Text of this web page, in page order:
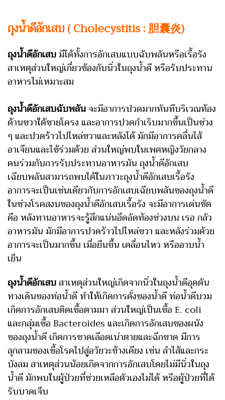
ถุงน้ำดีอักเสบ( Cholecystitis : 胆囊炎)
ถุงน้ำดีอักเสบมีได้ทั้งการอักเสบแบบฉับพลันหรือเรื้อรัง
สาเหตุส่วนใหญ่เกี่ยวข้องกับนิ่วในถุงน้ำดี หรือรับประทาน
อาหารไม่เหมาะสม
ถุงน้ำดีอักเสบฉับพลันจะมีอาการปวดมากทันทีบริเวณท้อง
ด้านขวาใต้ชายโครง และอาการปวดกำเริบมากขึ้นเป็นช่วง
ๆ และปวดร้าวไปไหล่ขวาและหลังได้ มักมีอาการคลื่นไส้
อาเจียนและไข้ร่วมด้วย ส่วนใหญ่พบในเพศหญิงวัยกลาง
คนร่วมกับการรับประทานอาหารมัน ถุงน้ำดีอักเสบ
เฉียบพลันสามารถพบได้ในภาวะถุงน้ำดีอักเสบเรื้อรัง
อาการจะเป็นเช่นเดียวกับการอักเสบเฉียบพลันของถุงน้ำดี
ในช่วงโรคสงบของถุงน้ำดีอักเสบเรื้อรัง จะมีอาการเด่นชัด
คือ หลังทานอาหารจะรู้สึกแน่นอึดอัดท้องช่วงบน เรอ กลัว
อาหารมัน มักมีอาการปวดร้าวไปไหล่ขวา และหลังร่วมด้วย
อาการจะเป็นมากขึ้น เมื่อยืนขึ้น เคลื่อนไหว หรืออาบน้ำ
เย็น
ถุงน้ำดีอักเสบสาเหตุส่วนใหญ่เกิดจากนิ่วในถุงน้ำดีอุดตัน
ทางเดินของท่อน้ำดี ทำให้เกิดการคั่งของน้ำดี ท่อน้ำดีบวม
เกิดการอักเสบติดเชื้อตามมา ส่วนใหญ่เป็นเชื้อ E. coli
และกลุ่มเชื้อ Bacteroides และเกิดการอักเสบของผนัง
ของถุงน้ำดี เกิดการขาดเลือดเน่าตายและฉีกขาด มีการ
ลุกลามของเชื้อโรคไปสู่อวัยวะข้างเคียง เช่น ลำไส้และกระ
บังลม สาเหตุส่วนน้อยเกิดจากการอักเสบโดยไม่มีนิ่วในถุง
น้ำดี มักพบในผู้ป่วยที่ช่วยเหลือตัวเองไม่ได้ หรือผู้ป่วยที่ได้
รับบาดเจ็บ